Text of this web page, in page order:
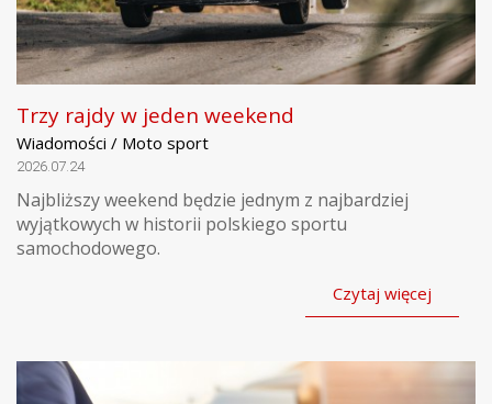
Trzy rajdy w jeden weekend
Wiadomości / Moto sport
2026.07.24
Najbliższy weekend będzie jednym z najbardziej
wyjątkowych w historii polskiego sportu
samochodowego.
Czytaj więcej